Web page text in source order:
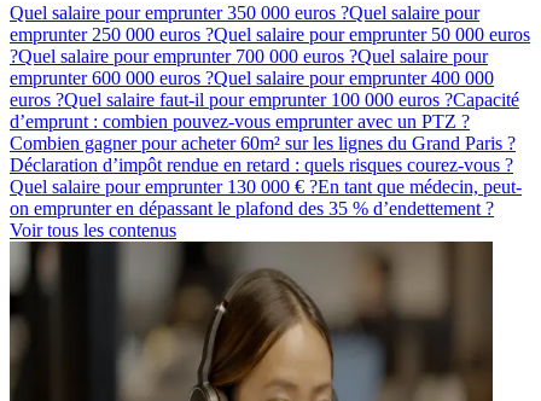
Quel salaire pour emprunter 350 000 euros ?Quel salaire pour
emprunter 250 000 euros ?Quel salaire pour emprunter 50 000 euros
?Quel salaire pour emprunter 700 000 euros ?Quel salaire pour
emprunter 600 000 euros ?Quel salaire pour emprunter 400 000
euros ?Quel salaire faut-il pour emprunter 100 000 euros ?Capacité
d’emprunt : combien pouvez-vous emprunter avec un PTZ ?
Combien gagner pour acheter 60m² sur les lignes du Grand Paris ?
Déclaration d’impôt rendue en retard : quels risques courez-vous ?
Quel salaire pour emprunter 130 000 € ?En tant que médecin, peut-
on emprunter en dépassant le plafond des 35 % d’endettement ?
Voir tous les contenus